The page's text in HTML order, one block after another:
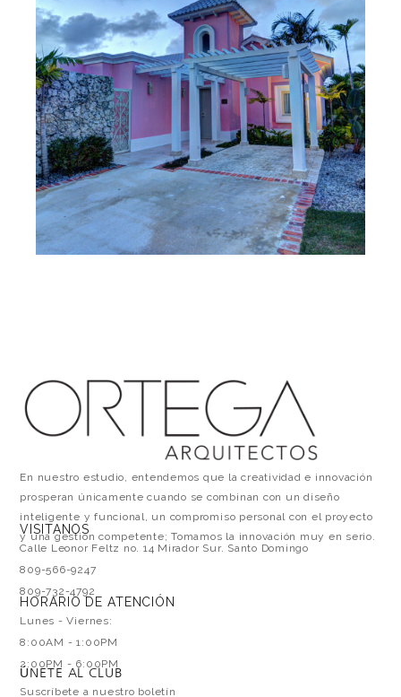
En nuestro estudio, entendemos que la creatividad e innovación
prosperan únicamente cuando se combinan con un diseño
inteligente y funcional, un compromiso personal con el proyecto
y una gestión competente; Tomamos la innovación muy en serio.
VISITANOS
Calle Leonor Feltz no. 14 Mirador Sur. Santo Domingo
809-566-9247
809-732-4792
HORARIO DE ATENCIÓN
Lunes - Viernes:
8:00AM - 1:00PM
2:00PM - 6:00PM
ÚNETE AL CLUB
Suscríbete a nuestro boletín